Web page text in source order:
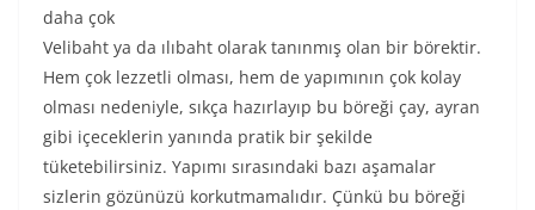
daha çok
Velibaht ya da ılıbaht olarak tanınmış olan bir börektir.
Hem çok lezzetli olması, hem de yapımının çok kolay
olması nedeniyle, sıkça hazırlayıp bu böreği çay, ayran
gibi içeceklerin yanında pratik bir şekilde
tüketebilirsiniz. Yapımı sırasındaki bazı aşamalar
sizlerin gözünüzü korkutmamalıdır. Çünkü bu böreği